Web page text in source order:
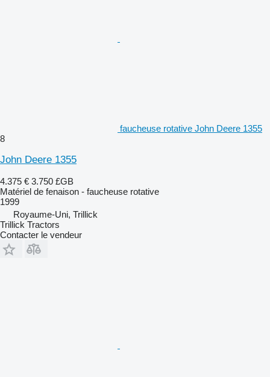
faucheuse rotative John Deere 1355
8
John Deere 1355
4.375 € 3.750 £GB
Matériel de fenaison - faucheuse rotative
1999
Royaume-Uni, Trillick
Trillick Tractors
Contacter le vendeur